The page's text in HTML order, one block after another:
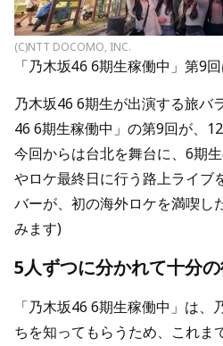
(C)NTT DOCOMO, INC.
「乃木坂46 6期生稼働中」第9
乃木坂46 6期生が出演する旅バ
46 6期生稼働中」の第9回が、
今回からは台北を舞台に、6期
やロケ最終日に行う路上ライブ
バーが、初の海外ロケを満喫し
みます)
5人ずつに分かれて十分
「乃木坂46 6期生稼働中」は
ちを知ってもらうため、これま